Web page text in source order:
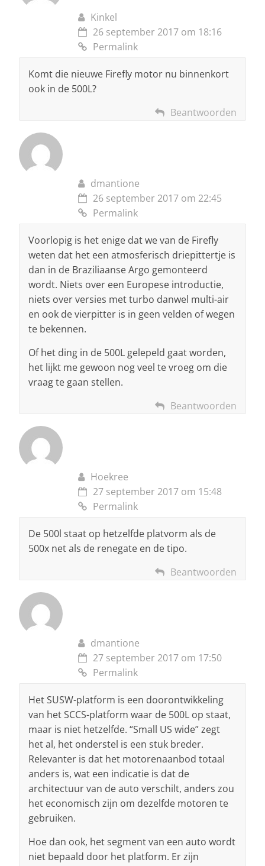
Kinkel
26 september 2017 om 18:16
Permalink
Komt die nieuwe Firefly motor nu binnenkort
ook in de 500L?
Beantwoorden
dmantione
26 september 2017 om 22:45
Permalink
Voorlopig is het enige dat we van de Firefly
weten dat het een atmosferisch driepittertje is
dan in de Braziliaanse Argo gemonteerd
wordt. Niets over een Europese introductie,
niets over versies met turbo danwel multi-air
en ook de vierpitter is in geen velden of wegen
te bekennen.
Of het ding in de 500L gelepeld gaat worden,
het lijkt me gewoon nog veel te vroeg om die
vraag te gaan stellen.
Beantwoorden
Hoekree
27 september 2017 om 15:48
Permalink
De 500l staat op hetzelfde platvorm als de
500x net als de renegate en de tipo.
Beantwoorden
dmantione
27 september 2017 om 17:50
Permalink
Het SUSW-platform is een doorontwikkeling
van het SCCS-platform waar de 500L op staat,
maar is niet hetzelfde. “Small US wide” zegt
het al, het onderstel is een stuk breder.
Relevanter is dat het motorenaanbod totaal
anders is, wat een indicatie is dat de
architectuur van de auto verschilt, anders zou
het economisch zijn om dezelfde motoren te
gebruiken.
Hoe dan ook, het segment van een auto wordt
niet bepaald door het platform. Er zijn